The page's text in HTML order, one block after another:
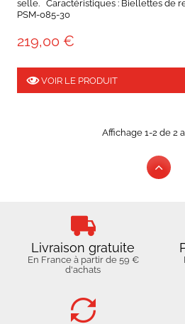
selle. Caractéristiques : Biellettes de
PSM-085-30
219,00 €
VOIR LE PRODUIT
Affichage 1-2 de 2
Livraison gratuite
En France à partir de 59 €
d'achats